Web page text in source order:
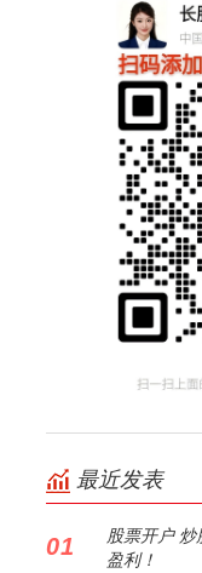
最近发表
01
股票开户
盈利！